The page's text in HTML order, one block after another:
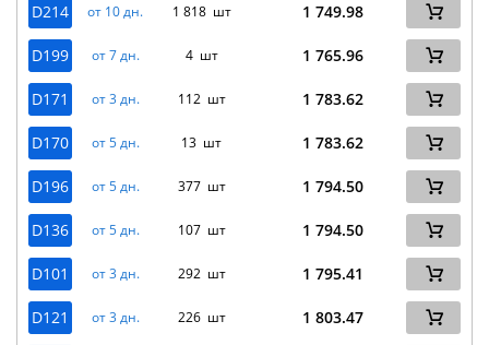
D214 от 10 дн. 1 818 шт 1 749.98
D199 от 7 дн. 4 шт 1 765.96
D171 от 3 дн. 112 шт 1 783.62
D170 от 5 дн. 13 шт 1 783.62
D196 от 5 дн. 377 шт 1 794.50
D136 от 5 дн. 107 шт 1 794.50
D101 от 3 дн. 292 шт 1 795.41
D121 от 3 дн. 226 шт 1 803.47